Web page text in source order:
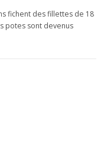
fichent des fillettes de 18
potes sont devenus